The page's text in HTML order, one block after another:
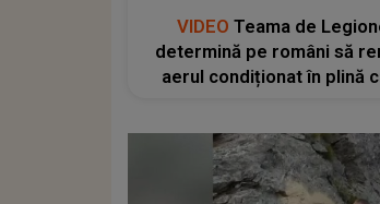
VIDEO Teama de
determină pe români să
aerul condiționat în plină